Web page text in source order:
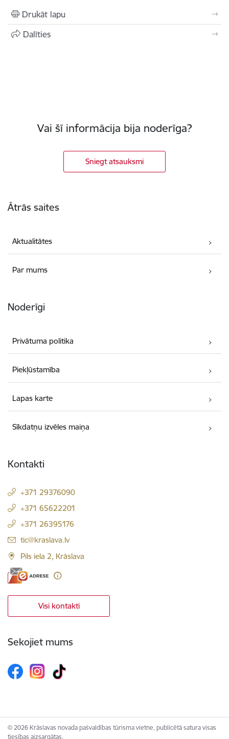
Drukāt lapu
Dalīties
Vai šī informācija bija noderīga?
Sniegt atsauksmi
Ātrās saites
Aktualitātes
Par mums
Noderīgi
Privātuma politika
Piekļūstamība
Lapas karte
Sīkdatņu izvēles maiņa
Kontakti
+371 29376090
+371 65622201
+371 26395176
E-pasts:
tic@kraslava.lv
Pils iela 2, Krāslava
Visi kontakti
Sekojiet mums
© 2026 Krāslavas novada pašvaldības tūrisma vietne, publicētā satura visas
tiesības aizsargātas.